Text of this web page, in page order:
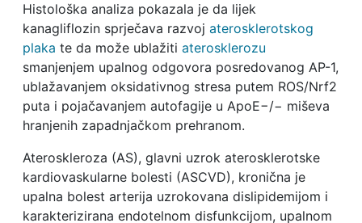
Histološka analiza pokazala je da lijek
kanagliflozin sprječava razvoj aterosklerotskog
plaka te da može ublažiti aterosklerozu
smanjenjem upalnog odgovora posredovanog AP-1,
ublažavanjem oksidativnog stresa putem ROS/Nrf2
puta i pojačavanjem autofagije u ApoE−/− miševa
hranjenih zapadnjačkom prehranom.
Ateroskleroza (AS), glavni uzrok aterosklerotske
kardiovaskularne bolesti (ASCVD), kronična je
upalna bolest arterija uzrokovana dislipidemijom i
karakterizirana endotelnom disfunkcijom, upalnom